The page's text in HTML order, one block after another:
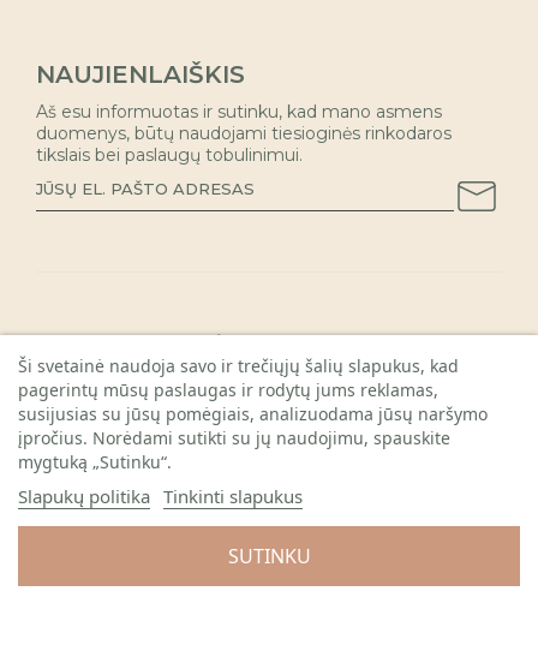
NAUJIENLAIŠKIS
Aš esu informuotas ir sutinku, kad mano asmens
duomenys, būtų naudojami tiesioginės rinkodaros
tikslais bei paslaugų tobulinimui.
KAUNO PARDUOTUVĖ
REKVIZITAI
Ši svetainė naudoja savo ir trečiųjų šalių slapukus, kad
pagerintų mūsų paslaugas ir rodytų jums reklamas,
susijusias su jūsų pomėgiais, analizuodama jūsų naršymo
įpročius. Norėdami sutikti su jų naudojimu, spauskite
mygtuką „Sutinku“.
Slapukų politika Tinkinti slapukus
SUTINKU